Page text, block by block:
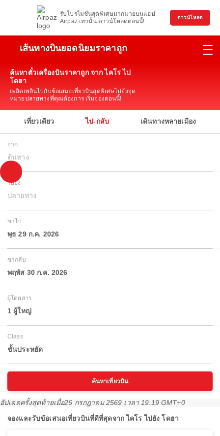
รับโปรโมชั่นสุดพิเศษมากมายบนแอป
Airpaz เท่านั้น ดาวน์โหลดตอนนี้!
ดาวน์โหลด
เส้นทางบินยอดนิยมราคาถูก
ค้นหาตั๋วเครื่องบินราคาถูก จาก ไคโร ไป
โดฮา
เพลิดเพลินไปกับข้อเสนอเที่ยวบินสุดพิเศษไปยังจุด
หมายปลายทางที่คุณต้องการ เริ่มจองตอนนี้!
เที่ยวเดียว ไป-กลับ เดินทางหลายเมือง
จาก
ต้นทาง
ไปยัง
ปลายทาง
ขาไป
พุธ 29 ก.ค. 2026
ขากลับ
พฤหัส 30 ก.ค. 2026
ผู้โดยสาร
1 ผู้ใหญ่
Class
ชั้นประหยัด
ค้นหาเที่ยวบิน
อัปเดตครั้งสุดท้ายเมื่อ26 กรกฎาคม 2569 เวลา 19:19 GMT+0
จองและรับข้อเสนอเที่ยวบินที่ดีที่สุดจาก ไคโร ไปยัง โดฮา